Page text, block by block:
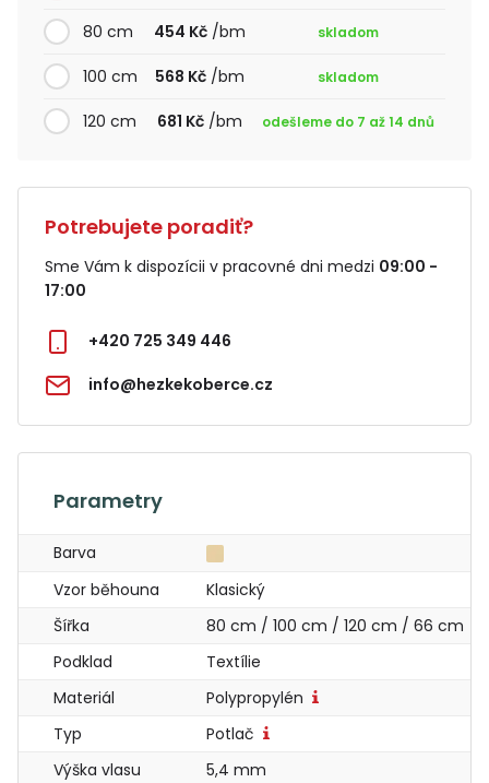
80 cm 454 Kč /bm skladom
100 cm 568 Kč /bm skladom
120 cm 681 Kč /bm odešleme do 7 až 14 dnů
Potrebujete poradiť?
Sme Vám k dispozícii v pracovné dni medzi 09:00 -
17:00
+420 725 349 446
info@hezkekoberce.cz
Parametry
Barva
Vzor běhouna
Klasický
Šířka
80 cm / 100 cm / 120 cm / 66 cm
Podklad
Textílie
Materiál
Polypropylén
Typ
Potlač
Výška vlasu
5,4 mm